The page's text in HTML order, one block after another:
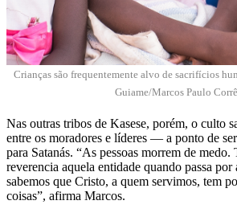
Crianças são frequentemente alvo de sacrifícios
Guiame/Marcos Paulo
Nas outras tribos de Kasese, porém, o culto
entre os moradores e líderes — a ponto de
para Satanás. “As pessoas morrem de medo.
reverencia aquela entidade quando passa
sabemos que Cristo, a quem servimos, tem
coisas”, afirma Marcos.